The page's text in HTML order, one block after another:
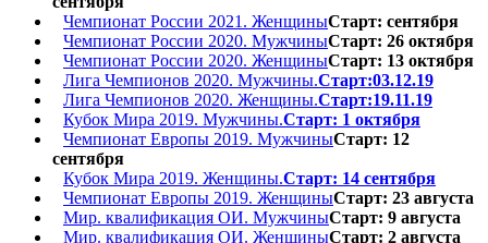
Чемпионат России 2021. ЖенщиныСтарт: сентября
Чемпионат России 2020. МужчиныСтарт: 26 октября
Чемпионат России 2020. ЖенщиныСтарт: 13 октября
Лига Чемпионов 2020. Мужчины.Старт:03.12.19
Лига Чемпионов 2020. Женщины.Старт:19.11.19
Кубок Мира 2019. Мужчины.Старт: 1 октября
Чемпионат Европы 2019. МужчиныСтарт: 12
сентября
Кубок Мира 2019. Женщины.Старт: 14 сентября
Чемпионат Европы 2019. ЖенщиныСтарт: 23 августа
Мир. квалификация ОИ. МужчиныСтарт: 9 августа
Мир. квалификация ОИ. ЖенщиныСтарт: 2 августа